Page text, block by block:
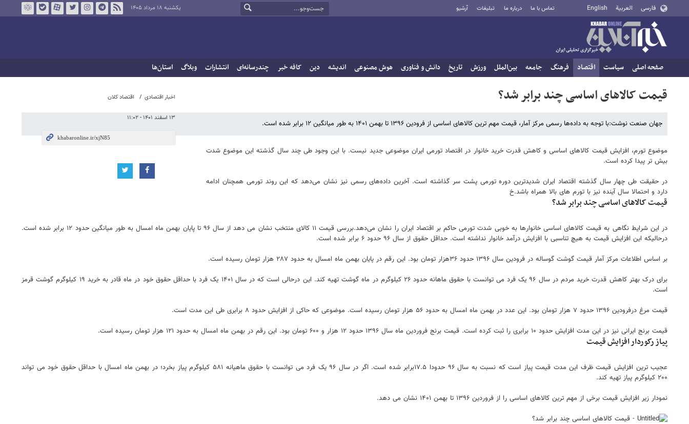
فارسی العربية English تماس با ما درباره ما تبلیغات آرشیو یکشنبه ۱۸ مرداد ۱۴۰۵
صفحه اصلی سیاست اقتصاد فرهنگ جامعه بین‌الملل ورزش تاریخ دانش و فناوری هوش مصنوعی اندیشه دین کافه خبر چندرسانه‌ای انتشارات وبلاگ استان‌ها
اخبار اقتصادی اقتصاد کلان
۱۳ اسفند ۱۴۰۱ - ۱۱:۰۲
قیمت کالاهای اساسی چند برابر شد؟
جهان صنعت نوشت:با توجه به داده‌ها رسمی مرکز آمار، قیمت مهم ترین کالاهای اساسی از فرودین ۱۳۹۶ تا بهمن ۱۴۰۱ به طور میانگین ۱۲ برابر شده است.
موضوع تورم، افزایش قیمت کالاهای اساسی و کاهش قدرت خرید خانوار در اقتصاد تورمی ایران موضوعی جدید نیست. با این وجود طی چند سال گذشته این موضوع شدت
بیش تر پیدا کرده است.
در حقیقت طی چهار سال گذشته اقتصاد ایران شدیدترین دوره تورمی پشت سر گذاشته است. آخرین داده‌های رسمی نیز نشان می‌دهد که این روند تورمی همچنان ادامه
دارد و احتمالا سال آینده نیز با تورم های بالا همراه باشد.خ
قیمت کالاهای اساسی چند برابر شد؟
در این شرایط نگاهی به قیمت کالاهای اساسی خانوارها به خوبی شدت تورمی حاکم بر اقتصاد ایران را نشان می‌دهد.بررسی قیمت ۱۱ کالای منتخب نشان می دهد از سال ۹۶ تا پایان بهمن‌ ماه امسال به طور میانگین حدود ۱۲ برابر شده است.
درحالیکه این افزایش قیمت به هیچ تناسبی با افزایش درآمد خانوار نداشته است. حداقل حقوق از سال ۹۶ حدود ۶ برابر شده است.
بر اساس اطلاعات مرکز آمار قیمت گوشت گوساله در فرودین سال ۱۳۹۶ حدود ۳۶هزار تومان بود. این رقم در پایان بهمن ماه امسال به حدود ۲۸۷ هزار تومان رسیده است.
برای درک بهتر کاهش قدرت خرید مردم در سال ۹۶ یک فرد می توانست با حقوق ماهانه حدود ۲۶ کیلوگرم در ماه گوشت تهیه کند. این درحالی است که در سال ۱۴۰۱ یک فرد با حداقل حقوق خود در ماه قادر به خرید ۱۹ کیلوگرم گوشت قرمز
است.
قیمت مرغ درفرودین ۱۳۹۶ حدود ۷ هزار تومان بود. این عدد در بهمن ماه امسال به حدود ۵۶ هزار تومان رسیده است. موضوعی که حاکی از افزایش حدود ۸ برابری طی این مدت است.
قیمت برنج ایرانی نیز در این مدت افزایش حدود ۱۰ برابری را ثبت کرده است. قیمت برنج فروردین ماه سال ۱۳۹۶ حدود ۱۲ هزار و ۶۰۰ تومان بود. این رقم در بهمن ماه امسال به حدود ۱۲۱ هزار تومان رسیده است.
پیاز رکوردار افزایش قیمت
عجیب ترین افزایش قیمت ظرف این مدت قیمت پیاز است که نسبت به سال ۹۶ حدودا ۱۷.۵برابر شده است. اگر در سال ۹۶ یک فرد می توانست با حقوق ماهیانه ۵۸۱ کیلوگرم پیاز بخرد؛ در بهمن ماه امسال با حداقل حقوق خود می تواند
۲۰۰ کیلوگرم پیاز تهیه کند.
نمودار زیر افزایش قیمت برخی از مهم ترین کالاهای اساسی را از فروردین ۱۳۹۶ تا بهمن ۱۴۰۱ نشان می دهد.